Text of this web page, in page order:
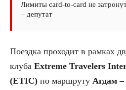
Лимиты card-to-card не
– депутат
Поездка проходит в рамках
клуба Extreme Travelers
(ETIC) по маршруту Агдам